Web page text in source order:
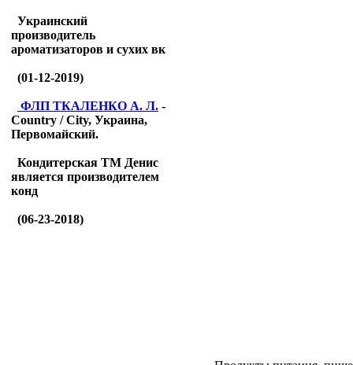
Украинский
производитель
ароматизаторов и сухих вк
(01-12-2019)
ФЛП ТКАЛЕНКО А. Л. -
Country / City, Украина,
Первомайский.
Кондитерская ТМ Денис
является производителем
конд
(06-23-2018)